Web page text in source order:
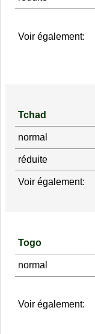
Voir également:
Tchad
normal
réduite
Voir également:
Togo
normal
Voir également: